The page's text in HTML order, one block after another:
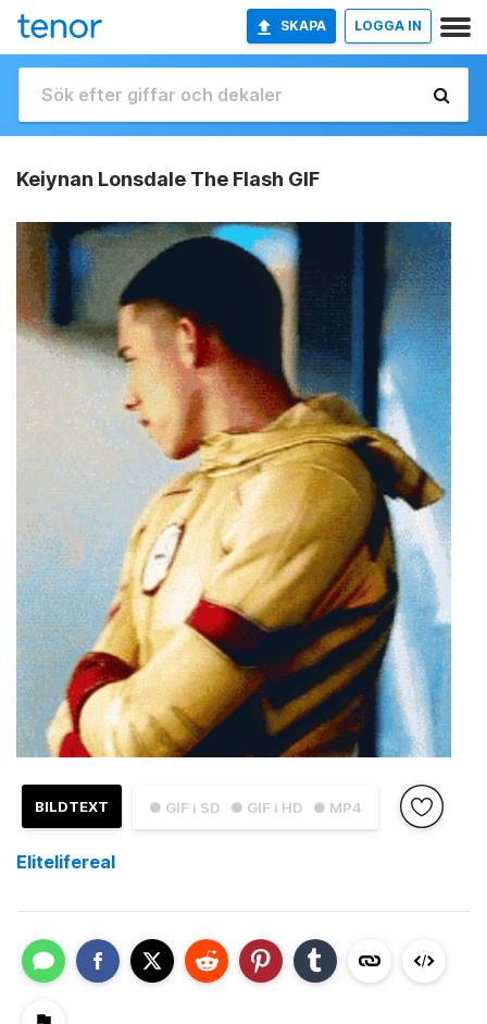
SKAPA LOGGA IN
Keiynan Lonsdale The Flash GIF
● GIF i SD ● GIF i HD ● MP4
BILDTEXT
Elitelifereal